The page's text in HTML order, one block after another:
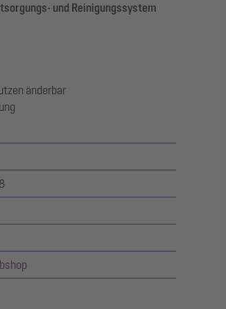
und Reinigungssystem
änderbar